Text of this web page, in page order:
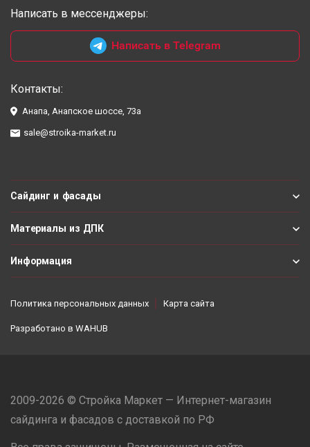
Написать в мессенджеры:
Написать в Telegram
Контакты:
Анапа, Анапское шоссе, 73а
sale@stroika-market.ru
Сайдинг и фасады
Материалы из ДПК
Информация
Политика персональных данных Карта сайта
Разработано в WAHUB
2009-2026 © Стройка Маркет — Интернет-магазин
сайдинга и фасадов с доставкой по РФ